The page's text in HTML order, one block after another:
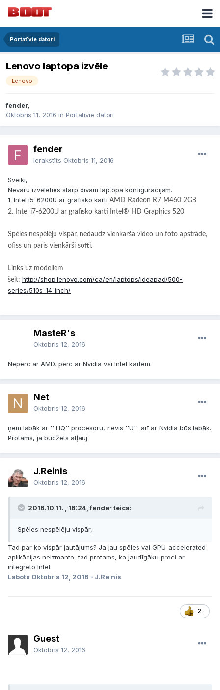
Portatīvie datori
Lenovo laptopa izvēle
Lenovo
fender,
Oktobris 11, 2016 in Portatīvie datori
fender
Ierakstīts Oktobris 11, 2016
Sveiki,
Nevaru izvēlēties starp divām laptopa konfigurācijām.
1. Intel i5-6200U ar grafisko karti AMD Radeon R7 M460 2GB
2. Intel i7-6200U ar grafisko karti
Intel® HD Graphics 520
Spēles nespēlēju vispār, nedaudz vienkarša video un foto apstrāde,
ofiss un paris vienkārši softi.
Links uz modeļiem
šeit: http://shop.lenovo.com/ca/en/laptops/ideapad/500-
series/510s-14-inch/
MasteR's
Oktobris 12, 2016
Nepērc ar AMD, pērc ar Nvidia vai Intel kartēm.
Net
Oktobris 12, 2016
ņem labāk ar '' HQ'' procesoru, nevis ''U'', arī ar Nvidia būs labāk.
Protams, ja budžets atļauj.
J.Reinis
Oktobris 12, 2016
2016.10.11. , 16:24, fender teica:
Spēles nespēlēju vispār,
Tad par ko vispār jautājums? Ja jau spēles vai GPU-accelerated
aplikācijas neizmanto, tad protams, ka jaudīgāku proci ar
integrēto Intel.
Labots Oktobris 12, 2016 - J.Reinis
2
Guest
Oktobris 12, 2016